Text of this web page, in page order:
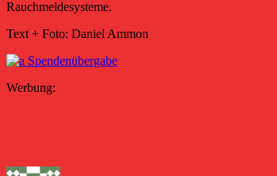
Rauchmeldesysteme.
Text + Foto: Daniel Ammon
Werbung: